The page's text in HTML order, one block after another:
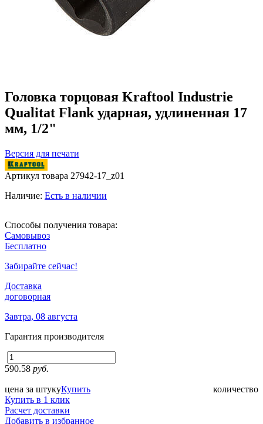
Головка торцовая Kraftool Industrie
Qualitat Flank ударная, удлиненная 17
мм, 1/2"
Версия для печати
Артикул товара 27942-17_z01
Наличие: Есть в наличии
Способы получения товара:
Самовывоз
Бесплатно
Забирайте сейчас!
Доставка
договорная
Завтра, 08 августа
Гарантия производителя
590.58 руб.
цена за штуку количество
Купить
Купить в 1 клик
Расчет доставки
Добавить в избранное